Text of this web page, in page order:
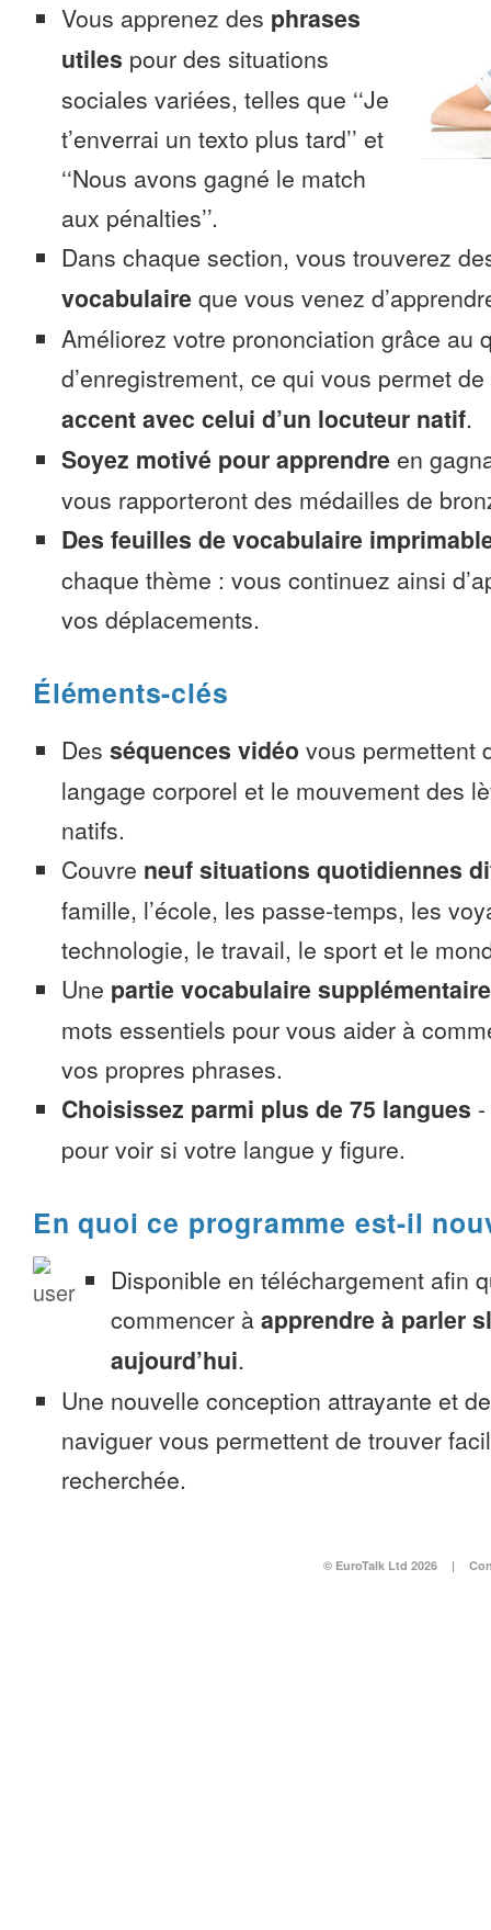
Vous apprenez des phrases
utiles pour des situations
sociales variées, telles que ‘‘Je
t’enverrai un texto plus tard’’ et
‘‘Nous avons gagné le match
aux pénalties’’.
Dans chaque section, vous trouverez
vocabulaire que vous venez
Améliorez votre prononciation grâce au
d’enregistrement, ce qui vous permet de
accent avec celui d’un locuteur natif.
Soyez motivé pour apprendre en
vous rapporteront des médailles de
Des feuilles de vocabulaire
chaque thème : vous continuez ainsi
vos déplacements.
Éléments-clés
Des séquences vidéo vous permettent
langage corporel et le mouvement des
natifs.
Couvre neuf situations quotidiennes
famille, l’école, les passe-temps, les
technologie, le travail, le sport et le
Une partie vocabulaire supplémentaire
mots essentiels pour vous aider à
vos propres phrases.
Choisissez parmi plus de 75 langues -
pour voir si votre langue y figure.
En quoi ce programme est-il
Disponible en téléchargement afin
commencer à apprendre à parler
aujourd’hui.
Une nouvelle conception attrayante et
naviguer vous permettent de trouver
recherchée.
© EuroTalk Ltd 2026 |